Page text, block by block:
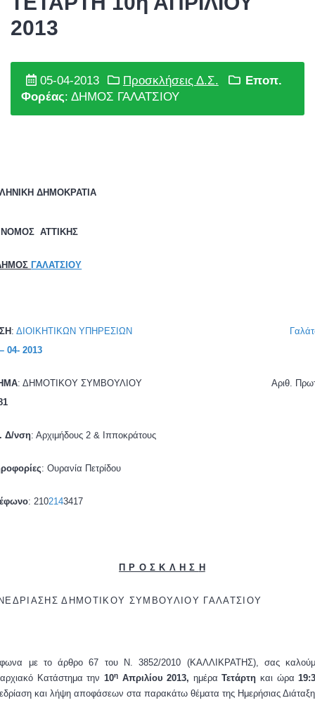
2013
05-04-2013 Προσκλήσεις Δ.Σ.
Εποπ.
Φορέας: ΔΗΜΟΣ ΓΑΛΑΤΣΙΟΥ
ΔΗΜΟΚΡΑΤΙΑ
ΝΟΜΟΣ ΑΤΤΙΚΗΣ
ΓΑΛΑΤΣΙΟΥ
:ΔΙΟΙΚΗΤΙΚΩΝ ΥΠΗΡΕΣΙΩΝ
04- 2013
: ΔΗΜΟΤΙΚΟΥ ΣΥΜΒΟΥΛΙΟΥ
Αριθ.
Δ/νση: Αρχιμήδους 2 & Ιπποκράτους
: Ουρανία Πετρίδου
: 2102143417
ΠΡΟΣΚΛΗΣ Η
ΔΗΜΟΤΙΚΟΥ ΣΥΜΒΟΥΛΙΟΥ ΓΑΛΑΤΣΙΟΥ
με το άρθρο 67 του Ν. 3852/2010 (ΚΑΛΛΙΚΡΑΤΗΣ), σας
Κατάστημα την 10ηΑπριλίου 2013, ημέραΤετάρτη και ώρα
και λήψη αποφάσεων στα παρακάτω θέματα της Ημερήσιας